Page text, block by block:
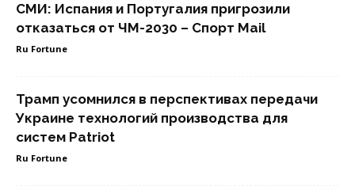
СМИ: Испания и Португалия пригрозили
отказаться от ЧМ-2030 – Спорт Mail
Ru Fortune
Трамп усомнился в перспективах передачи
Украине технологий производства для
систем Patriot
Ru Fortune